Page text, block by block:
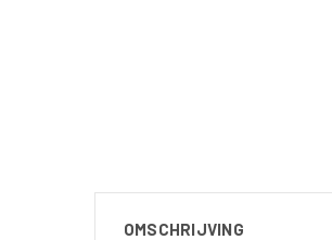
OMSCHRIJVING